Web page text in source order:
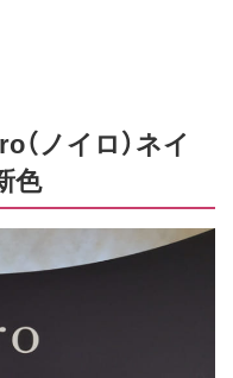
ノイロ）ネイ
色